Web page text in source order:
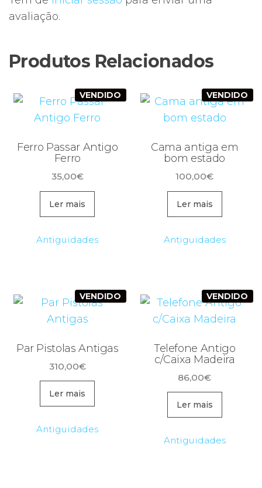
avaliação.
Produtos Relacionados
VENDIDO
Ferro Passar Antigo
Ferro
35,00€
Ler mais
Antiguidades
VENDIDO
Cama antiga em
bom estado
100,00€
Ler mais
Antiguidades
VENDIDO
Par Pistolas Antigas
310,00€
Ler mais
Antiguidades
VENDIDO
Telefone Antigo
c/Caixa Madeira
86,00€
Ler mais
Antiguidades